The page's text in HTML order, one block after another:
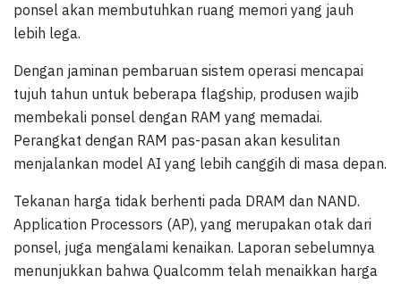
ponsel akan membutuhkan ruang memori yang jauh
lebih lega.
Dengan jaminan pembaruan sistem operasi mencapai
tujuh tahun untuk beberapa flagship, produsen wajib
membekali ponsel dengan RAM yang memadai.
Perangkat dengan RAM pas-pasan akan kesulitan
menjalankan model AI yang lebih canggih di masa depan.
Tekanan harga tidak berhenti pada DRAM dan NAND.
Application Processors (AP), yang merupakan otak dari
ponsel, juga mengalami kenaikan. Laporan sebelumnya
menunjukkan bahwa Qualcomm telah menaikkan harga